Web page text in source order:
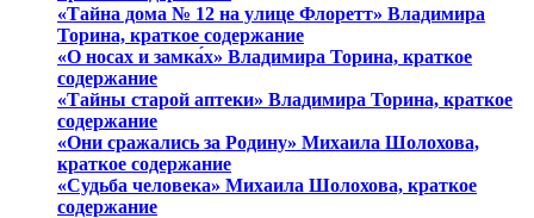
«Тайна дома № 12 на улице Флоретт» Владимира
Торина, краткое содержание
«О носах и замка́х» Владимира Торина, краткое
содержание
«Тайны старой аптеки» Владимира Торина, краткое
содержание
«Они сражались за Родину» Михаила Шолохова,
краткое содержание
«Судьба человека» Михаила Шолохова, краткое
содержание